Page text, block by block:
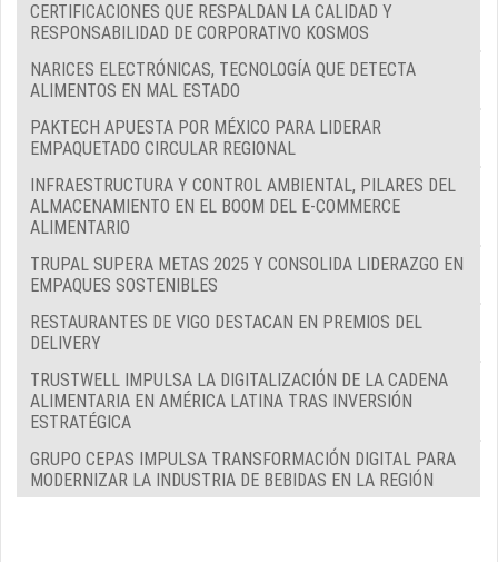
CERTIFICACIONES QUE RESPALDAN LA CALIDAD Y
RESPONSABILIDAD DE CORPORATIVO KOSMOS
NARICES ELECTRÓNICAS, TECNOLOGÍA QUE DETECTA
ALIMENTOS EN MAL ESTADO
PAKTECH APUESTA POR MÉXICO PARA LIDERAR
EMPAQUETADO CIRCULAR REGIONAL
INFRAESTRUCTURA Y CONTROL AMBIENTAL, PILARES DEL
ALMACENAMIENTO EN EL BOOM DEL E-COMMERCE
ALIMENTARIO
TRUPAL SUPERA METAS 2025 Y CONSOLIDA LIDERAZGO EN
EMPAQUES SOSTENIBLES
RESTAURANTES DE VIGO DESTACAN EN PREMIOS DEL
DELIVERY
TRUSTWELL IMPULSA LA DIGITALIZACIÓN DE LA CADENA
ALIMENTARIA EN AMÉRICA LATINA TRAS INVERSIÓN
ESTRATÉGICA
GRUPO CEPAS IMPULSA TRANSFORMACIÓN DIGITAL PARA
MODERNIZAR LA INDUSTRIA DE BEBIDAS EN LA REGIÓN